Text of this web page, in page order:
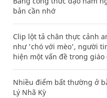
bản cần nhớ
Clip lột tả chân thực cảnh
như 'chó với mèo', người
hiện một vấn đề trong giáo
Nhiều điểm bất thường ở
Lý Nhã Kỳ